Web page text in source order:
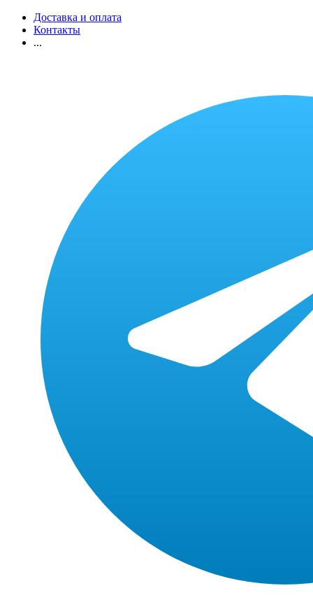
Доставка и оплата
Контакты
...